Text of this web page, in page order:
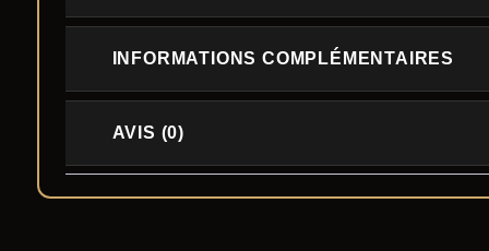
INFORMATIONS COMPLÉMENTAIRES
AVIS (0)